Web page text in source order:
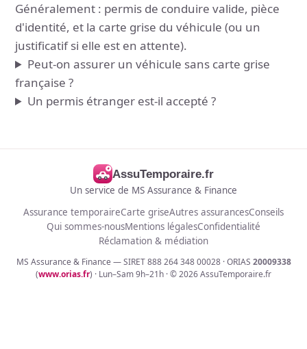
Généralement : permis de conduire valide, pièce
d'identité, et la carte grise du véhicule (ou un
justificatif si elle est en attente).
Peut-on assurer un véhicule sans carte grise
française ?
Un permis étranger est-il accepté ?
AssuTemporaire.fr
Un service de MS Assurance & Finance
Assurance temporaireCarte griseAutres assurancesConseils
Qui sommes-nousMentions légalesConfidentialité
Réclamation & médiation
MS Assurance & Finance — SIRET 888 264 348 00028 · ORIAS 20009338
(www.orias.fr) · Lun–Sam 9h–21h · ©2026AssuTemporaire.fr